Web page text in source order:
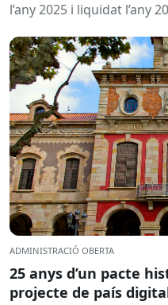
l’any 2025 i liquidat l’any
ADMINISTRACIÓ OBERTA
25 anys d’un pacte
projecte de país